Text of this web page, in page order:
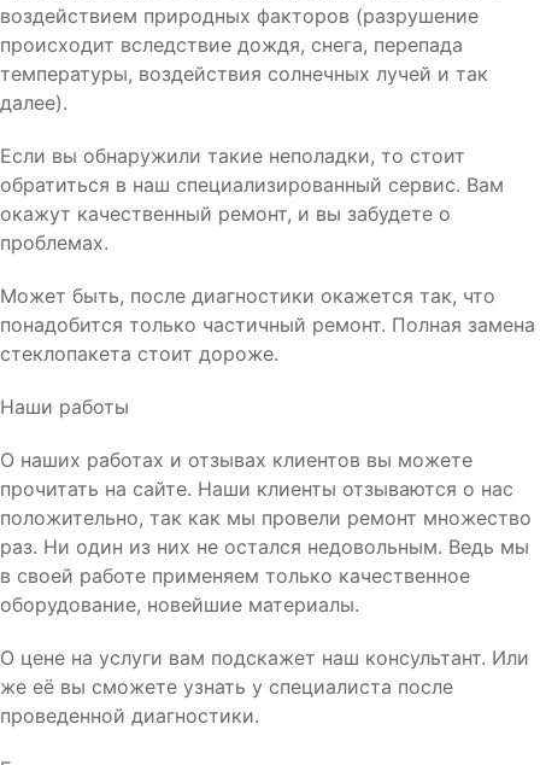
воздействием природных факторов (разрушение
происходит вследствие дождя, снега, перепада
температуры, воздействия солнечных лучей и так
далее).
Если вы обнаружили такие неполадки, то стоит
обратиться в наш специализированный сервис. Вам
окажут качественный ремонт, и вы забудете о
проблемах.
Может быть, после диагностики окажется так, что
понадобится только частичный ремонт. Полная замена
стеклопакета стоит дороже.
Наши работы
О наших работах и отзывах клиентов вы можете
прочитать на сайте. Наши клиенты отзываются о нас
положительно, так как мы провели ремонт множество
раз. Ни один из них не остался недовольным. Ведь мы
в своей работе применяем только качественное
оборудование, новейшие материалы.
О цене на услуги вам подскажет наш консультант. Или
же её вы сможете узнать у специалиста после
проведенной диагностики.